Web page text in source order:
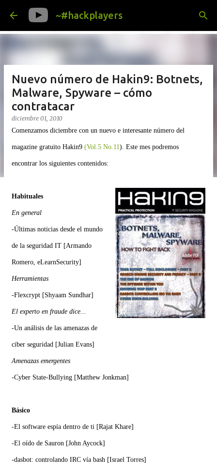
Ir al contenido principal
~#hackplayers
Nuevo número de Hakin9: Botnets,
Malware, Spyware – cómo
contratacar
diciembre 01, 2010
Comenzamos diciembre con un nuevo e interesante número del
magazine gratuito Hakin9 (Vol.5 No.11). Este mes podremos
encontrar los siguientes contenidos:
Habituales
En general
-Últimas noticias desde el mundo
de la seguridad IT [Armando
Romero, eLearnSecurity]
Herramientas
-Flexcrypt [Shyaam Sundhar]
El experto en fraude dice...
-Un análisis de las amenazas de
ciber seguridad [Julian Evans]
Amenazas emergentes
-Cyber State-Bullying [Matthew Jonkman]
Básico
-El software espía dentro de ti [Rajat Khare]
-El oído de Sauron [John Aycock]
-dasbot: controlando IRC vía bash [Israel Torres]